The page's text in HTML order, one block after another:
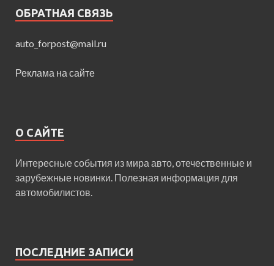
ОБРАТНАЯ СВЯЗЬ
auto_forpost@mail.ru
Реклама на сайте
О САЙТЕ
Интересные события из мира авто, отечественные и
зарубежные новинки. Полезная информация для
автомобилистов.
ПОСЛЕДНИЕ ЗАПИСИ